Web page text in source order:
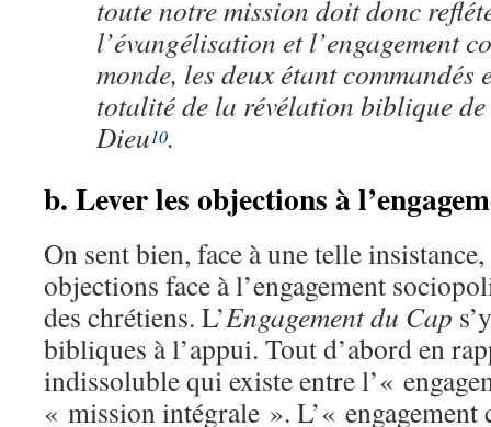
toute notre mission doit donc
l’évangélisation et l’engagement
monde, les deux étant
totalité de la révélation biblique
Dieu10.
b. Lever les objections à
On sent bien, face à une telle
objections face à l’engagement
des chrétiens. L’Engagement du Cap
bibliques à l’appui. Tout d’abord en
indissoluble qui existe entre l’«
« mission intégrale ». L’«